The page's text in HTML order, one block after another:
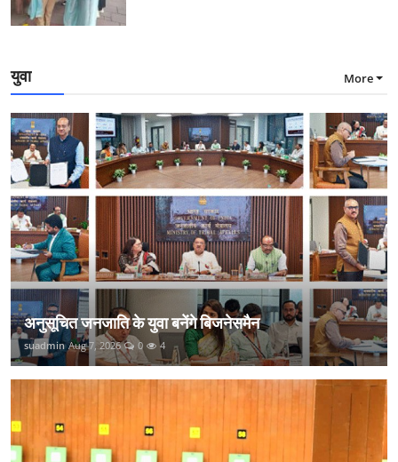
युवा More
अनुसूचित जनजाति के युवा बनेंगे बिजनेसमैन
suadmin Aug 7, 2026 0 4